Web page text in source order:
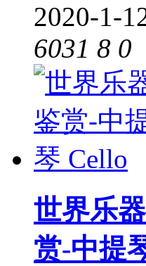
2020-1-
6031 8 0
世界乐
赏-中提